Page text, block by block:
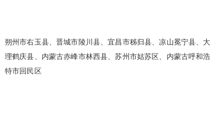
朔州市右玉县、晋城市陵川县、宜昌市秭归县、凉山冕宁县、大
理鹤庆县、内蒙古赤峰市林西县、苏州市姑苏区、内蒙古呼和浩
特市回民区